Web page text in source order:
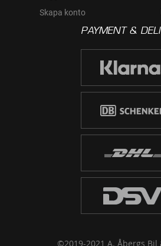
Skapa konto
PAYMENT &
©2019-2021 A. Åbergs Bil